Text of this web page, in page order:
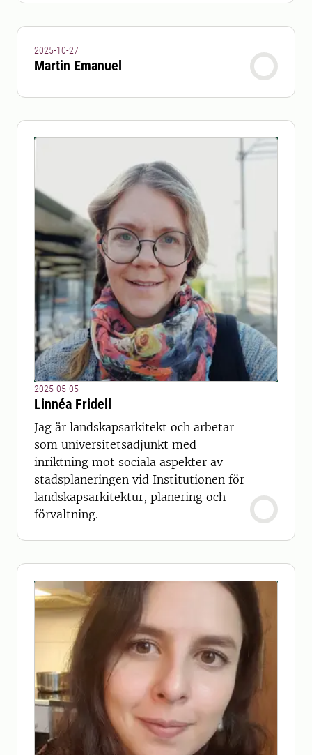
2025-10-27
Martin Emanuel
2025-05-05
Linnéa Fridell
Jag är landskapsarkitekt och arbetar
som universitetsadjunkt med
inriktning mot sociala aspekter av
stadsplaneringen vid Institutionen för
landskapsarkitektur, planering och
förvaltning.